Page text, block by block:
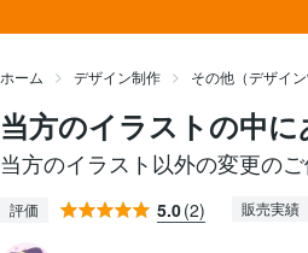
ホーム デザイン制作 その他（デザイン
当方のイラストの中
当方のイラスト以外の変更の
評価 5.0(2) 販売実績